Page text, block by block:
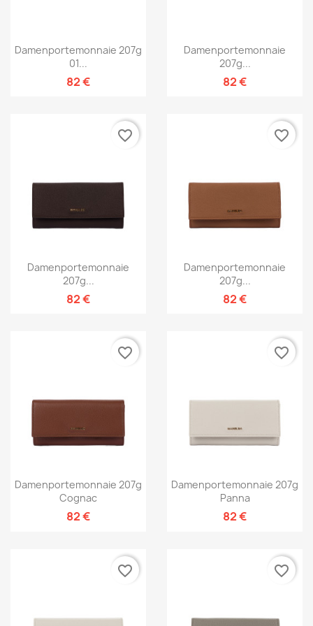
Damenportemonnaie 207g
01...
82 €
Damenportemonnaie
207g...
82 €
Damenportemonnaie
207g...
82 €
favorite_border
Damenportemonnaie
207g...
82 €
favorite_border
Damenportemonnaie 207g
Cognac
82 €
favorite_border
Damenportemonnaie 207g
Panna
82 €
favorite_border
favorite_border favorite_border